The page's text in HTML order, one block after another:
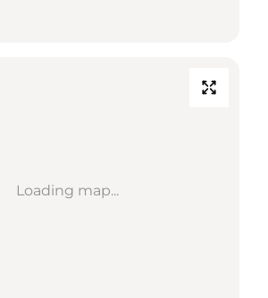
Loading map...